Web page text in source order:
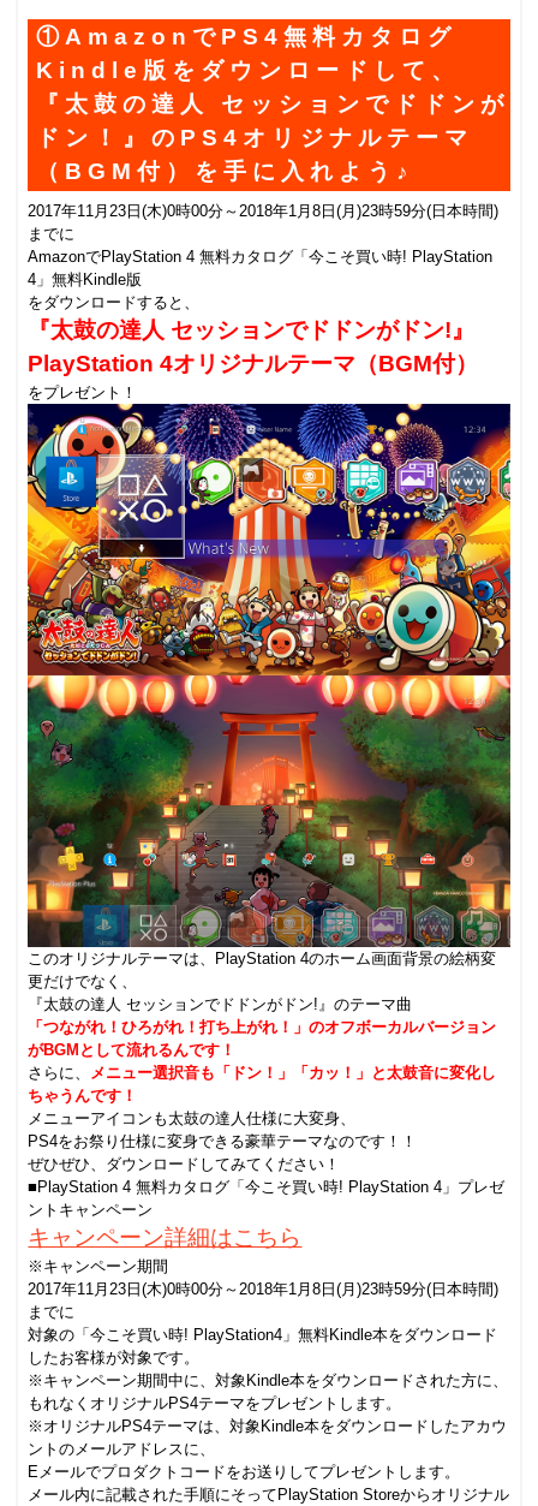
①AmazonでPS4無料カタログ
Kindle版をダウンロードして、
『太鼓の達人 セッションでドドンが
ドン！』のPS4オリジナルテーマ
（BGM付）を手に入れよう♪
2017年11月23日(木)0時00分～2018年1月8日(月)23時59分(日本時間)
までに
AmazonでPlayStation 4 無料カタログ「今こそ買い時! PlayStation
4」無料Kindle版
をダウンロードすると、
『太鼓の達人 セッションでドドンがドン!』
PlayStation 4オリジナルテーマ（BGM付）
をプレゼント！
このオリジナルテーマは、PlayStation 4のホーム画面背景の絵柄変
更だけでなく、
『太鼓の達人 セッションでドドンがドン!』のテーマ曲
「つながれ！ひろがれ！打ち上がれ！」のオフボーカルバージョン
がBGMとして流れるんです！
さらに、
メニュー選択音も「ドン！」「カッ！」と太鼓音に変化し
ちゃうんです！
メニューアイコンも太鼓の達人仕様に大変身、
PS4をお祭り仕様に変身できる豪華テーマなのです！！
ぜひぜひ、ダウンロードしてみてください！
■PlayStation 4 無料カタログ「今こそ買い時! PlayStation 4」プレゼ
ントキャンペーン
キャンペーン詳細はこちら
※キャンペーン期間
2017年11月23日(木)0時00分～2018年1月8日(月)23時59分(日本時間)
までに
対象の「今こそ買い時! PlayStation4」無料Kindle本をダウンロード
したお客様が対象です。
※キャンペーン期間中に、対象Kindle本をダウンロードされた方に、
もれなくオリジナルPS4テーマをプレゼントします。
※オリジナルPS4テーマは、対象Kindle本をダウンロードしたアカウ
ントのメールアドレスに、
Eメールでプロダクトコードをお送りしてプレゼントします。
メール内に記載された手順にそってPlayStation Storeからオリジナル